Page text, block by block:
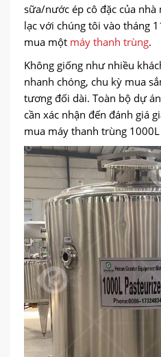
sữa/nước ép cô đặc của
lạc với chúng tôi vào tháng
mua một máy thanh trùng.
Không giống như nhiều
nhanh chóng, chu kỳ mua
tương đối dài. Toàn bộ dự
cần xác nhận đến đánh giá
mua máy thanh trùng